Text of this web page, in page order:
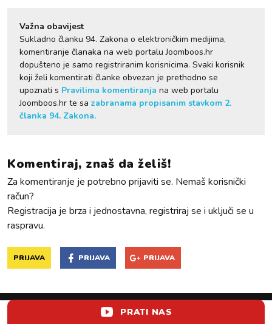
Važna obavijest
Sukladno članku 94. Zakona o elektroničkim medijima,
komentiranje članaka na web portalu Joomboos.hr
dopušteno je samo registriranim korisnicima. Svaki korisnik
koji želi komentirati članke obvezan je prethodno se
upoznati s Pravilima komentiranja na web portalu
Joomboos.hr te sa zabranama propisanim stavkom 2.
članka 94. Zakona.
Komentiraj, znaš da želiš!
Za komentiranje je potrebno prijaviti se. Nemaš korisnički
račun?
Registracija je brza i jednostavna, registriraj se i uključi se u
raspravu.
PRIJAVA PRIJAVA PRIJAVA
PRATI NAS